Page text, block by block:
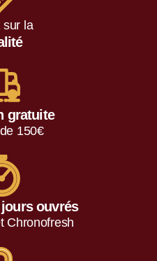
sur la
gratuite
150€
ouvrés
Chronofresh